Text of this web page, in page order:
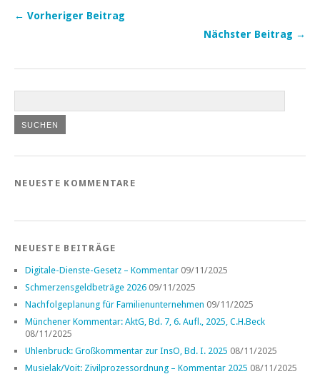
← Vorheriger Beitrag
Nächster Beitrag →
NEUESTE KOMMENTARE
NEUESTE BEITRÄGE
Digitale-Dienste-Gesetz – Kommentar 09/11/2025
Schmerzensgeldbeträge 2026 09/11/2025
Nachfolgeplanung für Familienunternehmen 09/11/2025
Münchener Kommentar: AktG, Bd. 7, 6. Aufl., 2025, C.H.Beck
08/11/2025
Uhlenbruck: Großkommentar zur InsO, Bd. I. 2025 08/11/2025
Musielak/Voit: Zivilprozessordnung – Kommentar 2025 08/11/2025